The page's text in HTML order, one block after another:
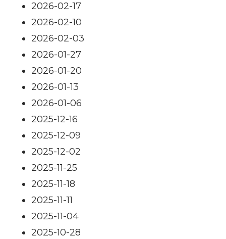
2026-02-17
2026-02-10
2026-02-03
2026-01-27
2026-01-20
2026-01-13
2026-01-06
2025-12-16
2025-12-09
2025-12-02
2025-11-25
2025-11-18
2025-11-11
2025-11-04
2025-10-28